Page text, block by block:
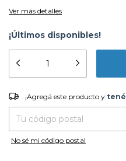
Ver más detalles
¡Últimos disponibles!
¡Agregá este
Entregas para el CP:
¡Agregá este producto y
No sé mi código postal
Editorial:
Anagrama
Encuadernación:
Tapa Blanda
ISBN:
N°Páginas: 472
Fecha Publicación:04/2023
Sinópsis
Los diarios de Rafael Chirbes: un